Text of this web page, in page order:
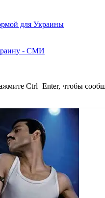
для Украины
- СМИ
Ctrl+Enter, чтобы